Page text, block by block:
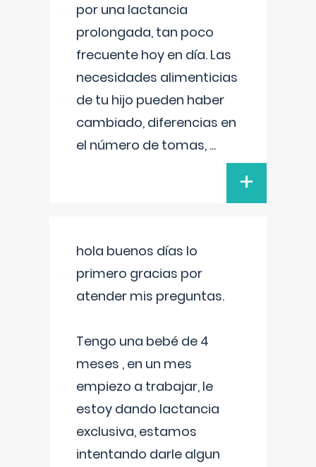
por una lactancia
prolongada, tan poco
frecuente hoy en día. Las
necesidades alimenticias
de tu hijo pueden haber
cambiado, diferencias en
el número de tomas, ...
+
hola buenos días lo
primero gracias por
atender mis preguntas.
Tengo una bebé de 4
meses , en un mes
empiezo a trabajar, le
estoy dando lactancia
exclusiva, estamos
intentando darle algun